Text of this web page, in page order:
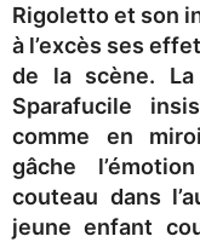
Rigoletto et son
à l’excès ses
de la scène.
Sparafucile
comme en
gâche
couteau dans
jeune enfant